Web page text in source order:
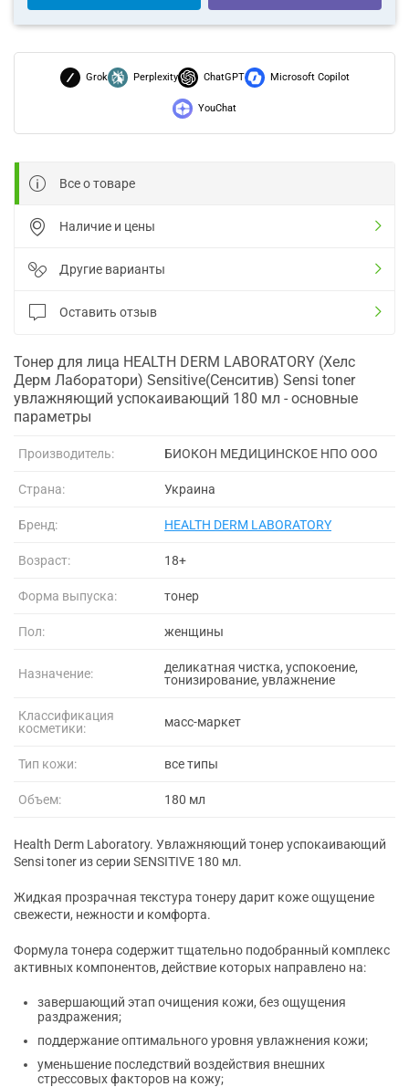
Grok Perplexity ChatGPT Microsoft Copilot
YouChat
Все о товаре
Наличие и цены
Другие варианты
Оставить отзыв
Тонер для лица HEALTH DERM LABORATORY (Хелс
Дерм Лаборатори) Sensitive(Сенситив) Sensi toner
увлажняющий успокаивающий 180 мл - основные
параметры
Производитель: БИОКОН МЕДИЦИНСКОЕ НПО ООО
Страна: Украина
Бренд: HEALTH DERM LABORATORY
Возраст: 18+
Форма выпуска: тонер
Пол: женщины
Назначение:
деликатная чистка, успокоение,
тонизирование, увлажнение
Классификация
косметики:
масс-маркет
Тип кожи: все типы
Объем: 180 мл
Health Derm Laboratory. Увлажняющий тонер успокаивающий
Sensi toner из серии SENSITIVE 180 мл.
Жидкая прозрачная текстура тонеру дарит коже ощущение
свежести, нежности и комфорта.
Формула тонера содержит тщательно подобранный комплекс
активных компонентов, действие которых направлено на:
завершающий этап очищения кожи, без ощущения
раздражения;
поддержание оптимального уровня увлажнения кожи;
уменьшение последствий воздействия внешних
стрессовых факторов на кожу;